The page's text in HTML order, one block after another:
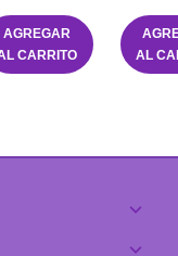
AGREGAR
CARRITO
AL